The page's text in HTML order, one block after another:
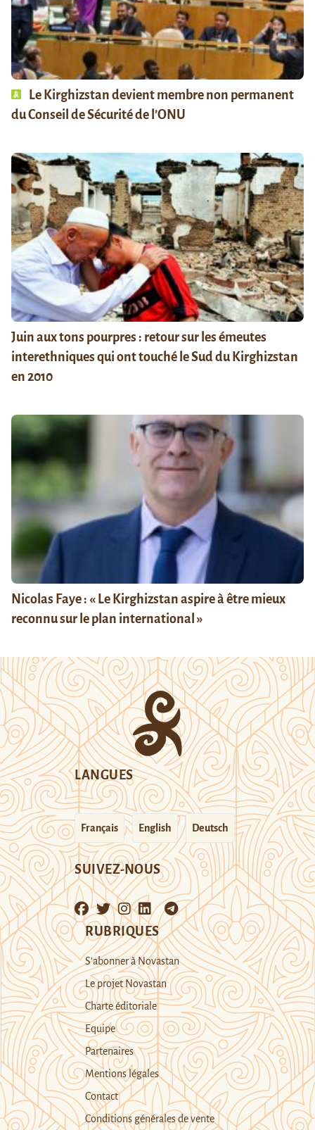
Le Kirghizstan devient membre non permanent
du Conseil de Sécurité de l’ONU
Juin aux tons pourpres : retour sur les émeutes
interethniques qui ont touché le Sud du Kirghizstan
en 2010
Nicolas Faye : « Le Kirghizstan aspire à être mieux
reconnu sur le plan international »
LANGUES
Français English Deutsch
SUIVEZ-NOUS
RUBRIQUES
S’abonner à Novastan
Le projet Novastan
Charte éditoriale
Equipe
Partenaires
Mentions légales
Contact
Conditions générales de vente